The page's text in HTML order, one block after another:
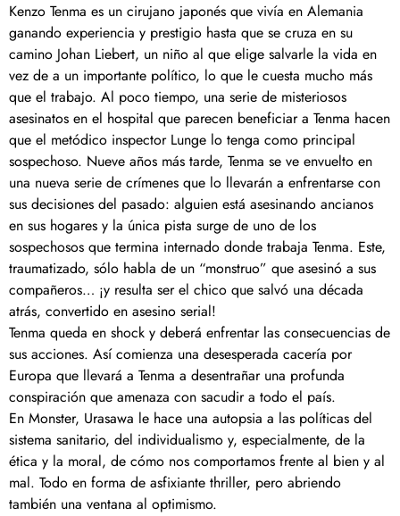
Kenzo Tenma es un cirujano japonés que vivía en Alemania
ganando experiencia y prestigio hasta que se cruza en su
camino Johan Liebert, un niño al que elige salvarle la vida en
vez de a un importante político, lo que le cuesta mucho más
que el trabajo. Al poco tiempo, una serie de misteriosos
asesinatos en el hospital que parecen beneficiar a Tenma hacen
que el metódico inspector Lunge lo tenga como principal
sospechoso. Nueve años más tarde, Tenma se ve envuelto en
una nueva serie de crímenes que lo llevarán a enfrentarse con
sus decisiones del pasado: alguien está asesinando ancianos
en sus hogares y la única pista surge de uno de los
sospechosos que termina internado donde trabaja Tenma. Este,
traumatizado, sólo habla de un “monstruo” que asesinó a sus
compañeros… ¡y resulta ser el chico que salvó una década
atrás, convertido en asesino serial!
Tenma queda en shock y deberá enfrentar las consecuencias de
sus acciones. Así comienza una desesperada cacería por
Europa que llevará a Tenma a desentrañar una profunda
conspiración que amenaza con sacudir a todo el país.
En Monster, Urasawa le hace una autopsia a las políticas del
sistema sanitario, del individualismo y, especialmente, de la
ética y la moral, de cómo nos comportamos frente al bien y al
mal. Todo en forma de asfixiante thriller, pero abriendo
también una ventana al optimismo.